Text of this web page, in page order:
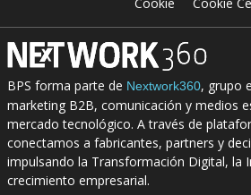
BPS forma parte de Nextwork360, grupo
marketing B2B, comunicación y medios
mercado tecnológico. A través de
conectamos a fabricantes, partners y
impulsando la Transformación Digital, la
crecimiento empresarial.